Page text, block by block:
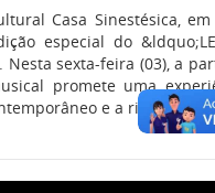
Casa Sinestésica,
especial do
Nesta sexta-feira (03), a
promete uma
e a rica